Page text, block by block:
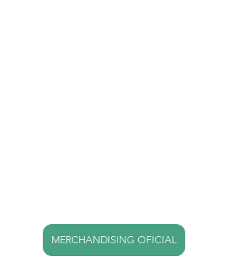
MERCHANDISING OFICIAL